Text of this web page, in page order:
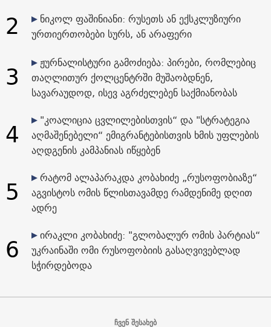
2
ნიკოლ ფაშინიანი: რუსეთს ან ექსკლუზიური
ურთიერთობები სურს, ან არაფერი
3
ჟურნალისტური გამოძიება: პირები, რომლებიც
თაღლითურ ქოლცენტრში მუშაობდნენ,
სავარაუდოდ, ისევ აგრძელებენ საქმიანობას
4
"კოალიცია ცვლილებისთვის“ და "სტრატეგია
აღმაშენებელი“ ემიგრანტებისთვის ხმის უფლების
აღდგენის კამპანიას იწყებენ
5
რატომ ალაპარაკდა კობახიძე „რუსოფობიაზე“
აგვისტოს ომის წლისთავამდე რამდენიმე დღით
ადრე
6
ირაკლი კობახიძე: "გლობალურ ომის პარტიას“
უკრაინაში ომი რუსოფობიის გასაღვივებლად
სჭირდებოდა
ჩვენ შესახებ